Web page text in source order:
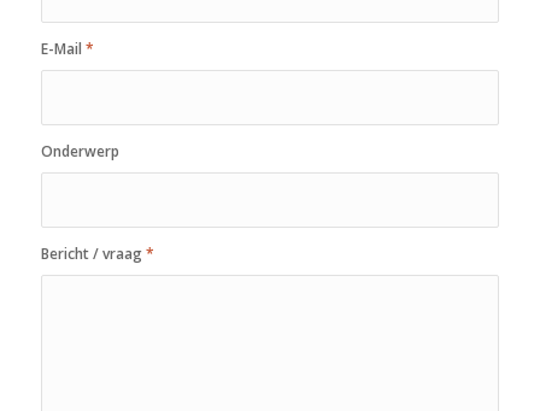
E-Mail *
Onderwerp
Bericht / vraag*